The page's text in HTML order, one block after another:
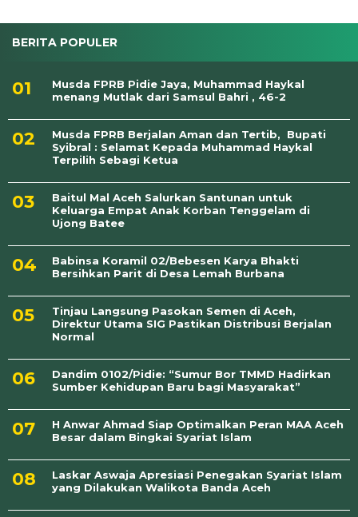
BERITA POPULER
Musda FPRB Pidie Jaya, Muhammad Haykal
menang Mutlak dari Samsul Bahri , 46-2
Musda FPRB Berjalan Aman dan Tertib, Bupati
Syibral : Selamat Kepada Muhammad Haykal
Terpilih Sebagi Ketua
Baitul Mal Aceh Salurkan Santunan untuk
Keluarga Empat Anak Korban Tenggelam di
Ujong Batee
Babinsa Koramil 02/Bebesen Karya Bhakti
Bersihkan Parit di Desa Lemah Burbana
Tinjau Langsung Pasokan Semen di Aceh,
Direktur Utama SIG Pastikan Distribusi Berjalan
Normal
Dandim 0102/Pidie: “Sumur Bor TMMD Hadirkan
Sumber Kehidupan Baru bagi Masyarakat”
H Anwar Ahmad Siap Optimalkan Peran MAA Aceh
Besar dalam Bingkai Syariat Islam
Laskar Aswaja Apresiasi Penegakan Syariat Islam
yang Dilakukan Walikota Banda Aceh